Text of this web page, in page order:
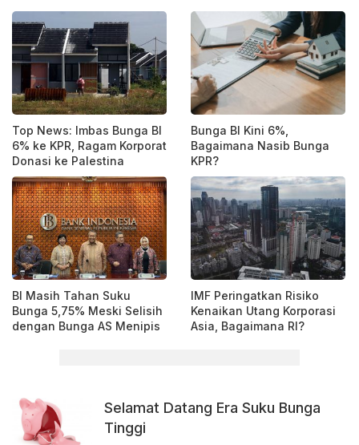
Top News: Imbas Bunga BI
6% ke KPR, Ragam Korporat
Donasi ke Palestina
Bunga BI Kini 6%,
Bagaimana Nasib Bunga
KPR?
BI Masih Tahan Suku
Bunga 5,75% Meski Selisih
dengan Bunga AS Menipis
IMF Peringatkan Risiko
Kenaikan Utang Korporasi
Asia, Bagaimana RI?
Selamat Datang Era Suku Bunga
Tinggi